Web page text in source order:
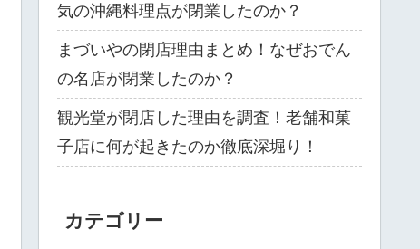
気の沖縄料理点が閉業したのか？
まづいやの閉店理由まとめ！なぜおでん
の名店が閉業したのか？
観光堂が閉店した理由を調査！老舗和菓
子店に何が起きたのか徹底深堀り！
カテゴリー